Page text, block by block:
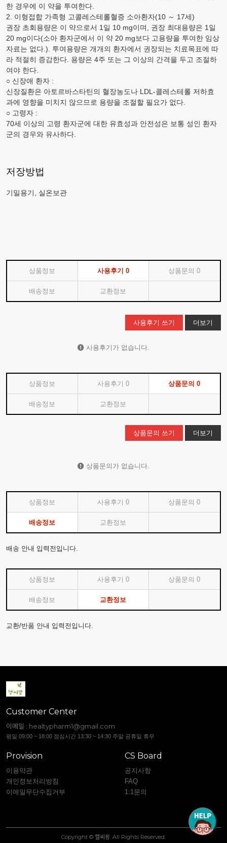
한 경우에 이 약을 투여한다.
2. 이형접합 가족형 고콜레스테롤혈증 소아환자(10 ～ 17세)
권장 초회용량은 이 약으로서 1일 10 mg이며, 권장 최대용량은 1일
20 mg이다(소아 환자군에서 이 약 20 mg보다 고용량을 투여한 임상
자료는 없다.). 투여용량은 개개의 환자에서 권장되는 치료목표에 따
라 적절히 증감한다. 용량은 4주 또는 그 이상의 간격을 두고 조절하
여야 한다.
○ 신장애 환자 :
신장질환은 아토르바스타틴의 혈장농도나 LDL-콜레스테롤 저하효
과에 영향을 미치지 않으므로 용량을 조절할 필요가 없다.
○ 고령자 :
70세 이상의 고령 환자군에 대한 유효성과 안전성은 보통 성인 환자
군의 경우와 유사하다.
저장방법
기밀용기, 실온보관
상품정보 사용후기 0 상품문의0
배송정보 교환정보
사용후기 쓰기 더보기
사용후기가 없습니다.
상품정보 사용후기 0 상품문의0
배송정보 교환정보
상품문의 쓰기 더보기
상품문의가 없습니다.
상품정보 사용후기 0 상품문의0
배송정보 교환정보
배송 안내 입력전입니다.
상품정보 사용후기 0 상품문의0
배송정보 교환정보
교환/반품 안내 입력전입니다.
Customer Center
이메일 : healtypharm1@gmail.com
평일 09:00 ~ 18:00 점심시간 13:30 ~ 14:30 주말 공휴일 휴무
Provision
이용약관
개인정보처리방침
이메일무단수집거부
CS Board
공지사항
FAQ
1:1문의
Copyright © 헬씨팜. All Rights Reserved.